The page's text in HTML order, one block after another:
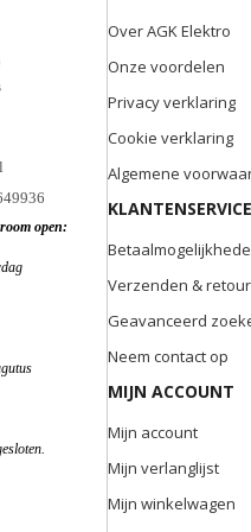
open:
Over AGK Elektro
Onze voordelen
Privacy verklaring
Cookie verklaring
Algemene
KLANTENSERVICE
Verzenden &
Geavanceerd
Neem contact op
MIJN ACCOUNT
Mijn account
Mijn verlanglijst
Mijn winkelwagen